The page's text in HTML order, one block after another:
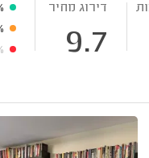
דירוג מחיר
9.7